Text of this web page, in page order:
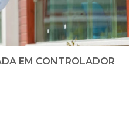
EM CONTROLADOR